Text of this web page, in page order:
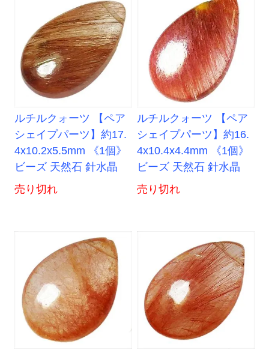
ルチルクォーツ 【ペア
シェイプパーツ】約17.
4x10.2x5.5mm 《1個》
ビーズ 天然石 針水晶
売り切れ
ルチルクォーツ 【ペア
シェイプパーツ】約16.
4x10.4x4.4mm 《1個》
ビーズ 天然石 針水晶
売り切れ